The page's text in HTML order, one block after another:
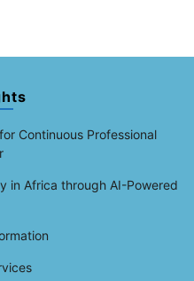
Continuous Professional
in Africa through AI-Powered